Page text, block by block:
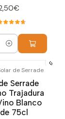
de Serrade
Serrade
Trajadura
Blanco
75cl